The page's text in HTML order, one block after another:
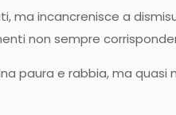
incancrenisce a
non sempre
paura e rabbia, ma